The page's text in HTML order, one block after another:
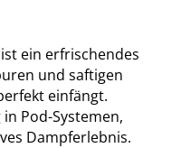
ein erfrischendes
und saftigen
einfängt.
Pod-Systemen,
Dampferlebnis.